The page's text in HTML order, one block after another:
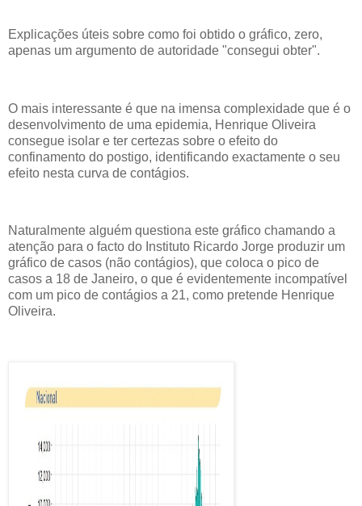
Explicações úteis sobre como foi obtido o gráfico, zero,
apenas um argumento de autoridade "consegui obter".
O mais interessante é que na imensa complexidade que é o
desenvolvimento de uma epidemia, Henrique Oliveira
consegue isolar e ter certezas sobre o efeito do
confinamento do postigo, identificando exactamente o seu
efeito nesta curva de contágios.
Naturalmente alguém questiona este gráfico chamando a
atenção para o facto do Instituto Ricardo Jorge produzir um
gráfico de casos (não contágios), que coloca o pico de
casos a 18 de Janeiro, o que é evidentemente incompatível
com um pico de contágios a 21, como pretende Henrique
Oliveira.